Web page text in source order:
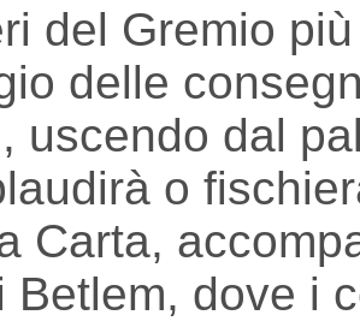
del Gremio
delle
uscendo dal
o
Carta,
Betlem, dove i